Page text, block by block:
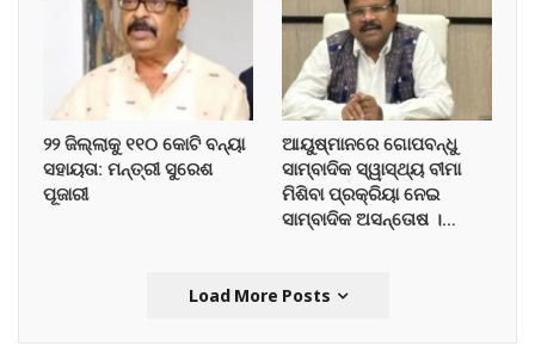
୨୨ ଜିଲ୍ଲାକୁ ୧୧୦ କୋଟି ବନ୍ୟା
ସହାୟତା: ମନ୍ତ୍ରୀ ସୁରେଶ
ପୂଜାରୀ
ଆୟୁଷ୍ମାନରେ ଗୋପବନ୍ଧୁ
ସାମ୍ବାଦିକ ସ୍ୱାସ୍ଥ୍ୟ ବୀମା
ମିଶିବା ପ୍ରକ୍ରିୟା ନେଇ
ସାମ୍ବାଦିକ ଅସନ୍ତୋଷ ।…
Load More Posts